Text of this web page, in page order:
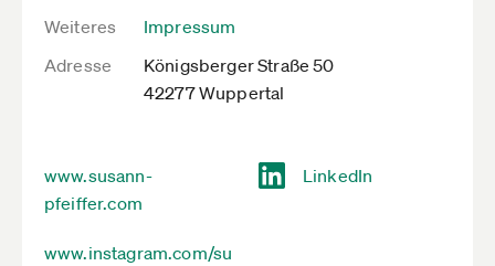
Weiteres
Impressum
Adresse
Königsberger Straße 50
42277 Wuppertal
www.susann-
pfeiffer.com
LinkedIn
www.instagram.com/su